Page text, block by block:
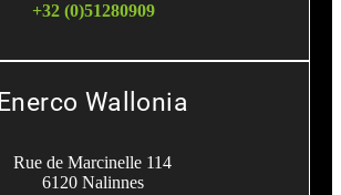
+32 (0)51280909
Enerco Wallonia
Rue de Marcinelle 114
6120 Nalinnes